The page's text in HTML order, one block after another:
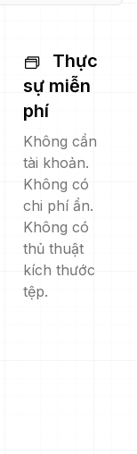
Thực
sự miễn
phí
Không cần
tài khoản.
Không có
chi phí ẩn.
Không có
thủ thuật
kích thước
tệp.